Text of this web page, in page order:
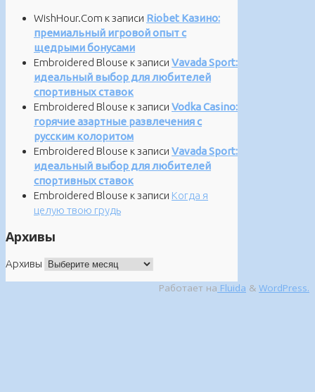
WishHour.Com к записи Riobet Казино:
премиальный игровой опыт с
щедрыми бонусами
Embroidered Blouse к записи Vavada Sport:
идеальный выбор для любителей
спортивных ставок
Embroidered Blouse к записи Vodka Casino:
горячие азартные развлечения с
русским колоритом
Embroidered Blouse к записи Vavada Sport:
идеальный выбор для любителей
спортивных ставок
Embroidered Blouse к записи Когда я
целую твою грудь
Архивы
Архивы
Работает на Fluida & WordPress.